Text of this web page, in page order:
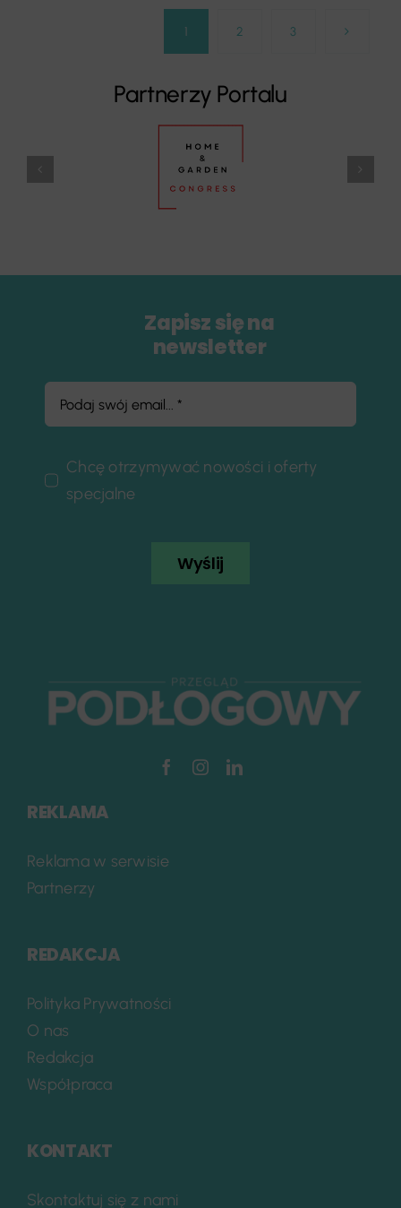
1 2 3
Partnerzy Portalu
Zapisz się na
newsletter
Chcę otrzymywać nowości i oferty
specjalne
Wyślij
REKLAMA
Reklama w serwisie
Partnerzy
REDAKCJA
Polityka Prywatności
O nas
Redakcja
Współpraca
KONTAKT
Skontaktuj się z nami